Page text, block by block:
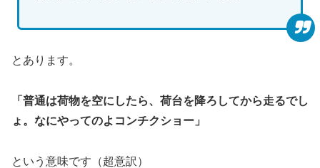
とあります。
「普通は荷物を空にしたら、荷台を降ろしてから走るでし
ょ。なにやってのよコンチクショー」
という意味です（超意訳）